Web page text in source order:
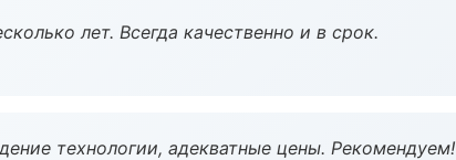
лет. Всегда качественно и в срок.
технологии, адекватные цены. Рекомендуем!